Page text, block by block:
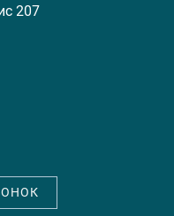
207